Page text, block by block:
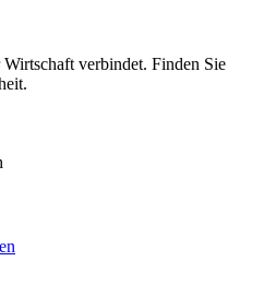
verbindet. Finden Sie